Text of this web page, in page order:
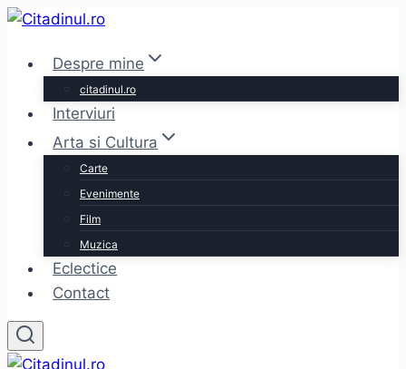
Skip
contentDespre mine
citadinul.ro
Interviuri
Arta si Cultura
Carte
Evenimente
Film
Muzica
Eclectice
Contact